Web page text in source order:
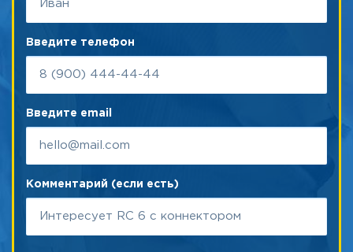
Введите телефон
Введите email
Комментарий (если есть)